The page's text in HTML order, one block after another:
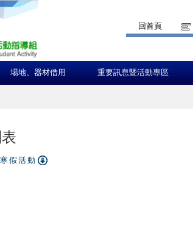
回首頁
場地、器材借用 重要訊息暨活動專區
假活動